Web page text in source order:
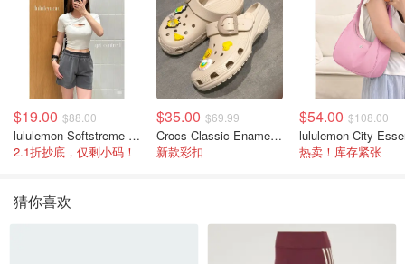
$19.00 $88.00
lululemon Softstreme 女士高腰短裤 10cm
2.1折抄底，仅剩小码！
$35.00 $69.99
Crocs Classic Enamel Buckle 卡骆驰布扣便鞋
新款彩扣
$54.00 $108.00
热卖！库存紧张
猜你喜欢